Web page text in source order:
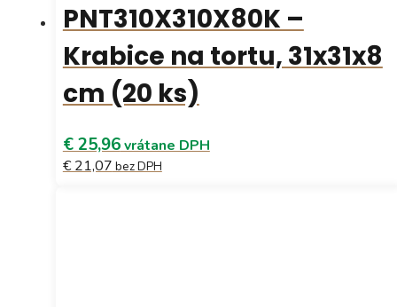
PNT310X310X80K –
Krabice na tortu, 31x31x8
cm (20 ks)
€ 25,96vrátane DPH
€ 21,07 bez DPH